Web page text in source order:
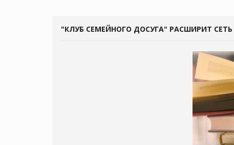
"КЛУБ СЕМЕЙНОГО ДОСУГА" РАСШИРИТ